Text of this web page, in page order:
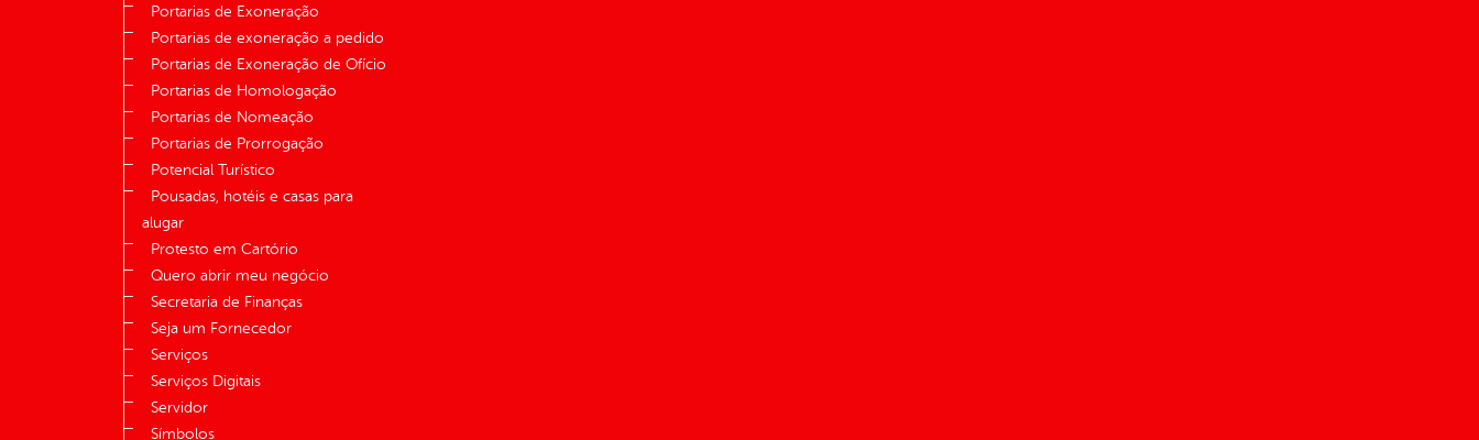
Portarias de Exoneração
Portarias de exoneração a pedido
Portarias de Exoneração de Ofício
Portarias de Homologação
Portarias de Nomeação
Portarias de Prorrogação
Potencial Turístico
Pousadas, hotéis e casas para
alugar
Protesto em Cartório
Quero abrir meu negócio
Secretaria de Finanças
Seja um Fornecedor
Serviços
Serviços Digitais
Servidor
Símbolos